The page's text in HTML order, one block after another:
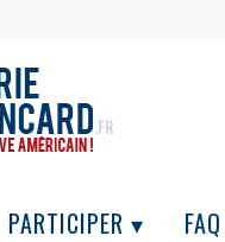
PARTICIPER ▾ FAQ